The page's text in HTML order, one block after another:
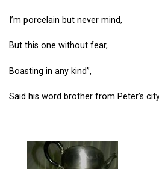
I’m porcelain but never mind,
But this one without fear,
Boasting in any kind”,
Said his word brother